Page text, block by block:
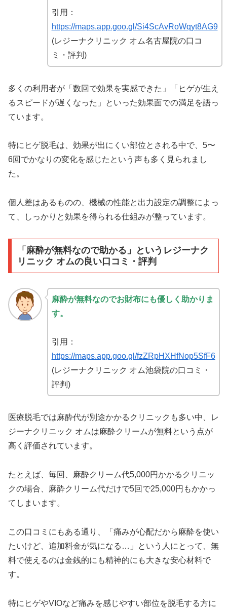
引用：
https://maps.app.goo.gl/Si4ScAvRoWqyt8AG9
(レジーナクリニック オム名古屋院の口コ
ミ・評判)
多くの利用者が「数回で効果を実感できた」「ヒゲが生え
るスピードが遅くなった」といった効果面での満足を語っ
ています。
特にヒゲ脱毛は、効果が出にくい部位とされる中で、5〜
6回でかなりの変化を感じたという声も多く見られまし
た。
個人差はあるものの、機械の性能と出力設定の調整によっ
て、しっかりと効果を得られる仕組みが整っています。
「麻酔が無料なので助かる」というレジーナク
リニック オムの良い口コミ・評判
麻酔が無料なのでお財布にも優しく助かりま
す。
引用：
https://maps.app.goo.gl/fzZRpHXHfNop5SfF6
(レジーナクリニック オム池袋院の口コミ・
評判)
医療脱毛では麻酔代が別途かかるクリニックも多い中、レ
ジーナクリニック オムは麻酔クリームが無料という点が
高く評価されています。
たとえば、毎回、麻酔クリーム代5,000円かかるクリニッ
クの場合、麻酔クリーム代だけで5回で25,000円もかかっ
てしまいます。
この口コミにもある通り、「痛みが心配だから麻酔を使い
たいけど、追加料金が気になる…」という人にとって、無
料で使えるのは金銭的にも精神的にも大きな安心材料で
す。
特にヒゲやVIOなど痛みを感じやすい部位を脱毛する方に